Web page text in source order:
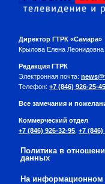
Директор ГТРК «Самара»
Крылова Елена Леонидовна
Редакция ГТРК
Электронная почта:
Телефон: +7 (846) 926-25-45
Все замечания и
Коммерческий отдел
+7 (846) 926-32-95 +7 (846)
Политика в
данных
На информационном